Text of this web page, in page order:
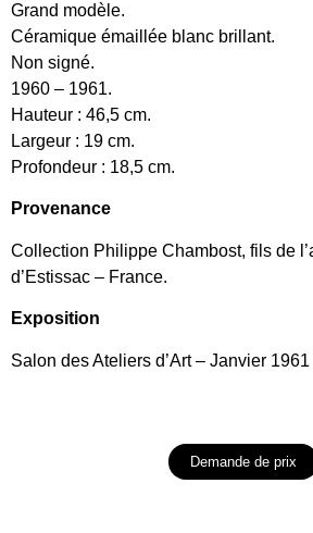
Grand modèle.
Céramique émaillée blanc brillant.
Non signé.
1960 – 1961.
Hauteur : 46,5 cm.
Largeur : 19 cm.
Profondeur : 18,5 cm.
Provenance
Collection Philippe Chambost, fils de
d’Estissac – France.
Exposition
Salon des Ateliers d’Art – Janvier
Demande de prix